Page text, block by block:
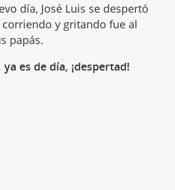
día, José Luis se despertó
y gritando fue al
papás.
ya es de día, ¡despertad!